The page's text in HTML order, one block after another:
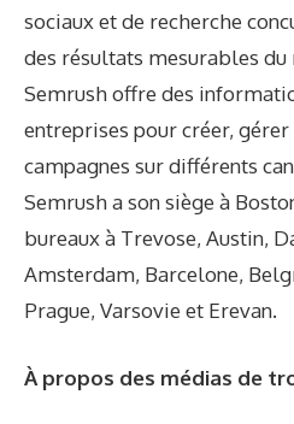
sociaux et de recherche
des résultats mesurables
Semrush offre des
entreprises pour créer,
campagnes sur différents
Semrush a son siège à
bureaux à Trevose, Austin,
Amsterdam, Barcelone,
Prague, Varsovie et Erevan.
À propos des médias de